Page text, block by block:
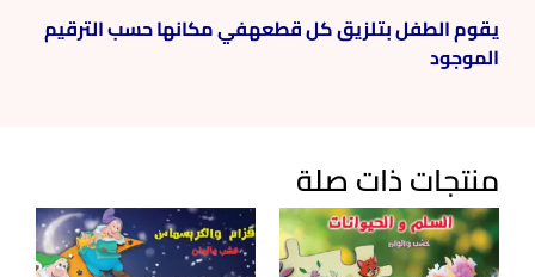
يقوم الطفل بتلزيق كل قطعهفي مكانها حسب الترقيم
الموجود
منتجات ذات صلة